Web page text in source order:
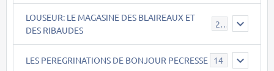
LOUSEUR: LE MAGASINE DES BLAIREAUX ET
DES RIBAUDES
21
LES PEREGRINATIONS DE BONJOUR PECRESSE 14